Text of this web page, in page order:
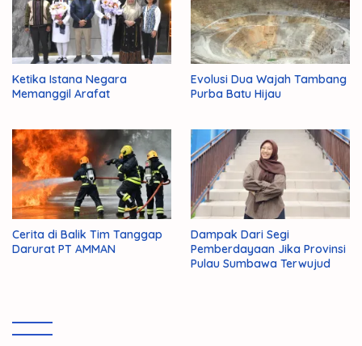
Ketika Istana Negara
Memanggil Arafat
Evolusi Dua Wajah Tambang
Purba Batu Hijau
Cerita di Balik Tim Tanggap
Darurat PT AMMAN
Dampak Dari Segi
Pemberdayaan Jika Provinsi
Pulau Sumbawa Terwujud